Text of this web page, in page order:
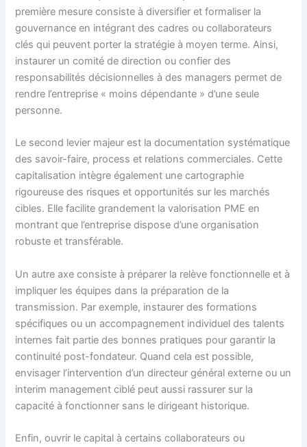
première mesure consiste à diversifier et formaliser la
gouvernance en intégrant des cadres ou collaborateurs
clés qui peuvent porter la stratégie à moyen terme. Ainsi,
instaurer un comité de direction ou confier des
responsabilités décisionnelles à des managers permet de
rendre l’entreprise « moins dépendante » d’une seule
personne.
Le second levier majeur est la documentation systématique
des savoir-faire, process et relations commerciales. Cette
capitalisation intègre également une cartographie
rigoureuse des risques et opportunités sur les marchés
cibles. Elle facilite grandement la valorisation PME en
montrant que l’entreprise dispose d’une organisation
robuste et transférable.
Un autre axe consiste à préparer la relève fonctionnelle et à
impliquer les équipes dans la préparation de la
transmission. Par exemple, instaurer des formations
spécifiques ou un accompagnement individuel des talents
internes fait partie des bonnes pratiques pour garantir la
continuité post-fondateur. Quand cela est possible,
envisager l’intervention d’un directeur général externe ou un
interim management ciblé peut aussi rassurer sur la
capacité à fonctionner sans le dirigeant historique.
Enfin, ouvrir le capital à certains collaborateurs ou